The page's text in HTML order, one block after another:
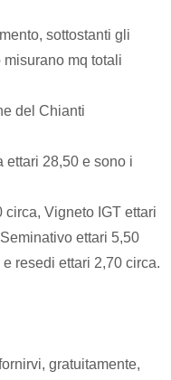
sottostanti gli
mq totali
del Chianti
ettari 28,50 e sono i
Vigneto IGT ettari
ettari 5,50
resedi ettari 2,70 circa.
gratuitamente,